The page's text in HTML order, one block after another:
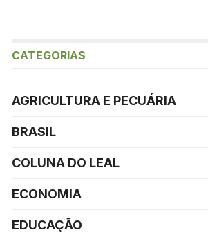
CATEGORIAS
AGRICULTURA E PECUÁRIA
BRASIL
COLUNA DO LEAL
ECONOMIA
EDUCAÇÃO